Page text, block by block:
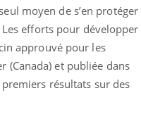
moyen de s’en protéger
efforts pour développer
approuvé pour les
(Canada) et publiée dans
résultats sur des